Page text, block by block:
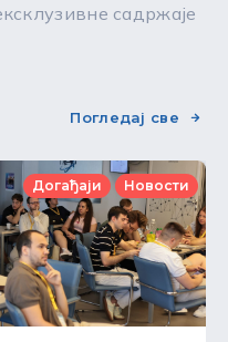
садржаје
Погледај све
Догађаји Новости